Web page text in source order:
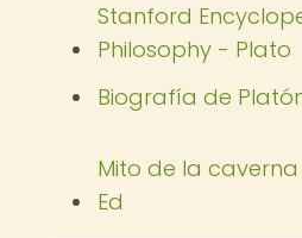
Stanford
Philosophy - Plato
Biografía de
Mito de la
Ed